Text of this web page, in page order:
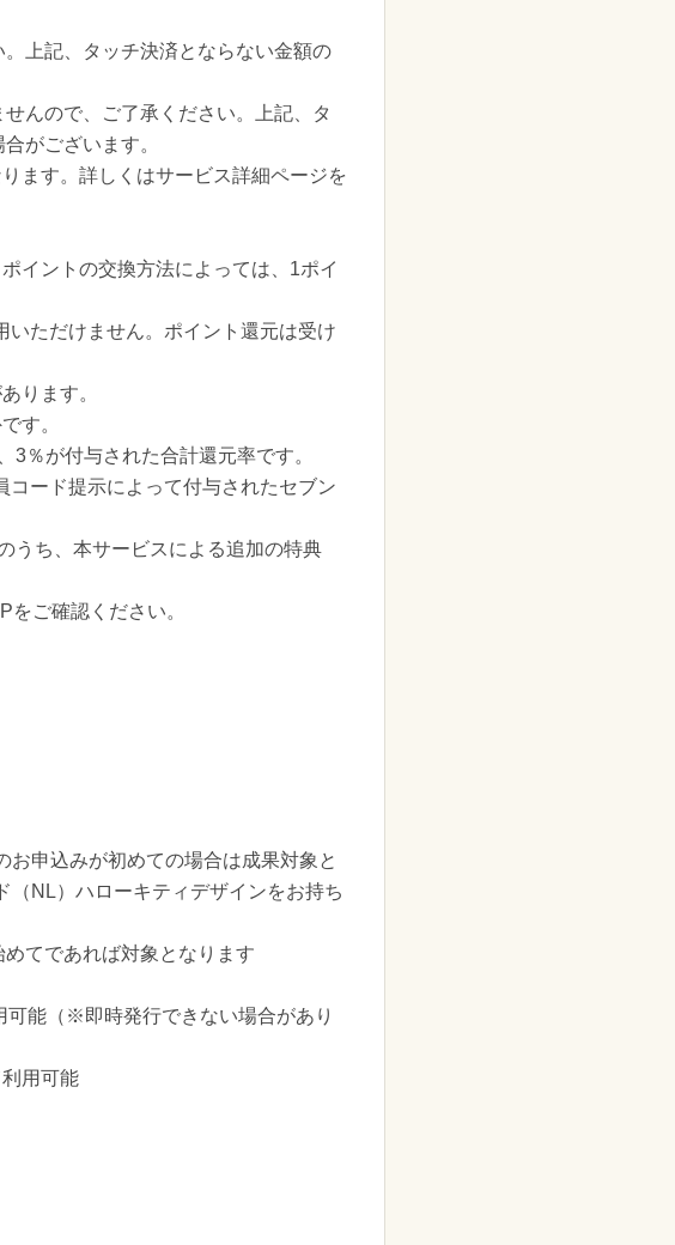
上記、タッチ決済とならない金額の
んので、ご了承ください。上記、タ
がございます。
ます。詳しくはサービス詳細ページを
イントの交換方法によっては、1ポイ
ただけません。ポイント還元は受け
ります。
す。
％が付与された合計還元率です。
ード提示によって付与されたセブン
うち、本サービスによる追加の特典
ご確認ください。
申込みが初めての場合は成果対象と
NL）ハローキティデザインをお持ち
てであれば対象となります
可能（※即時発行できない場合があり
用可能